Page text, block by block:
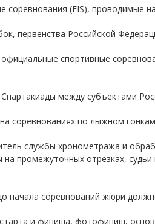
соревнования (FIS), проводимые
первенства Российской
официальные спортивные
Спартакиады между субъектами
соревнованиях по лыжном
службы хронометража и
промежуточных отрезках,
начала соревнований жюри
и финиша, фотофиниш,